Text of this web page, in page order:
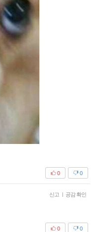
0
0
신고 공감 확인
0
0